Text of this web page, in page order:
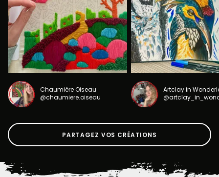
Chaumière Oiseau
@chaumiere.oiseau
Artclay in
PARTAGEZ VOS CRÉATIONS